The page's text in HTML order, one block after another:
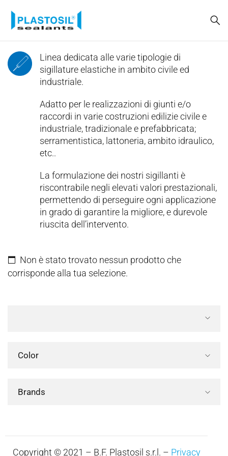
Linea dedicata alle varie tipologie di
sigillature elastiche in ambito civile ed
industriale.
Adatto per le realizzazioni di giunti e/o
raccordi in varie costruzioni edilizie civile e
industriale, tradizionale e prefabbricata;
serramentistica, lattoneria, ambito idraulico,
etc..
La formulazione dei nostri sigillanti è
riscontrabile negli elevati valori prestazionali,
permettendo di perseguire ogni applicazione
in grado di garantire la migliore, e durevole
riuscita dell’intervento.
Non è stato trovato nessun prodotto che
corrisponde alla tua selezione.
Color
Brands
Copyright © 2021 – B.F. Plastosil s.r.l. – Privacy